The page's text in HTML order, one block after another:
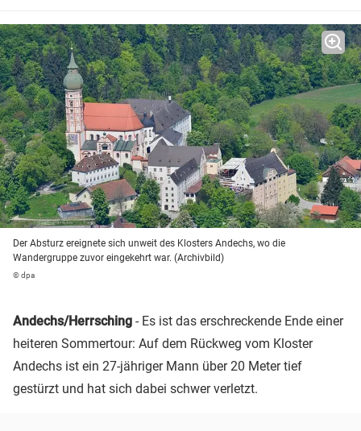
Der Absturz ereignete sich unweit des Klosters Andechs, wo die
Wandergruppe zuvor eingekehrt war. (Archivbild)
© dpa
Andechs/Herrsching - Es ist das erschreckende Ende einer
heiteren Sommertour: Auf dem Rückweg vom Kloster
Andechs ist ein 27-jähriger Mann über 20 Meter tief
gestürzt und hat sich dabei schwer verletzt.